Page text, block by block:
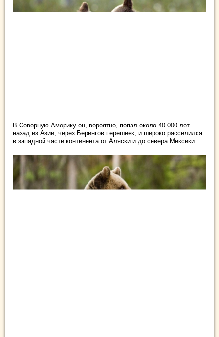
В Северную Америку он, вероятно, попал около 40 000 лет
назад из Азии, через Берингов перешеек, и широко расселился
в западной части континента от Аляски и до севера Мексики.